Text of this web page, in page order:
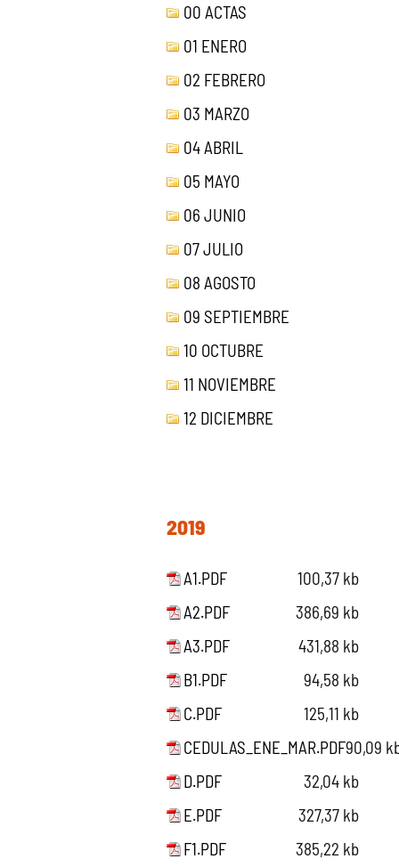
00 ACTAS
01 ENERO
02 FEBRERO
03 MARZO
04 ABRIL
05 MAYO
06 JUNIO
07 JULIO
08 AGOSTO
09 SEPTIEMBRE
10 OCTUBRE
11 NOVIEMBRE
12 DICIEMBRE
2019
A1.PDF
100,37 kb
A2.PDF
386,69 kb
A3.PDF
431,88 kb
B1.PDF
94,58 kb
C.PDF
125,11 kb
CEDULAS_ENE_MAR.PDF90,09
D.PDF
32,04 kb
E.PDF
327,37 kb
F1.PDF
385,22 kb